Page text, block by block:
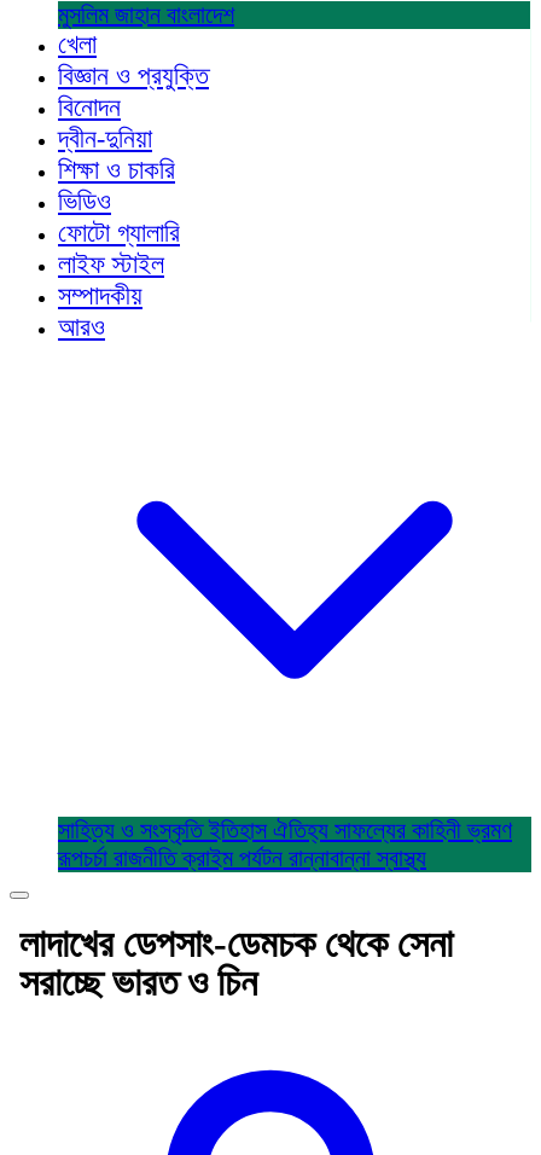
মুসলিম জাহান বাংলাদেশ
খেলা
বিজ্ঞান ও প্রযুক্তি
বিনোদন
দ্বীন-দুনিয়া
শিক্ষা ও চাকরি
ভিডিও
ফোটো গ্যালারি
লাইফ স্টাইল
সম্পাদকীয়
আরও
সাহিত্য ও সংস্কৃতিইতিহাস ঐতিহ্য সাফল্যের কাহিনীভ্রমণ
রূপচর্চা রাজনীতিক্রাইম পর্যটন রান্নাবান্নাস্বাস্থ্য
লাদাখের ডেপসাং-ডেমচক থেকে সেনা
সরাচ্ছে ভারত ও চিন